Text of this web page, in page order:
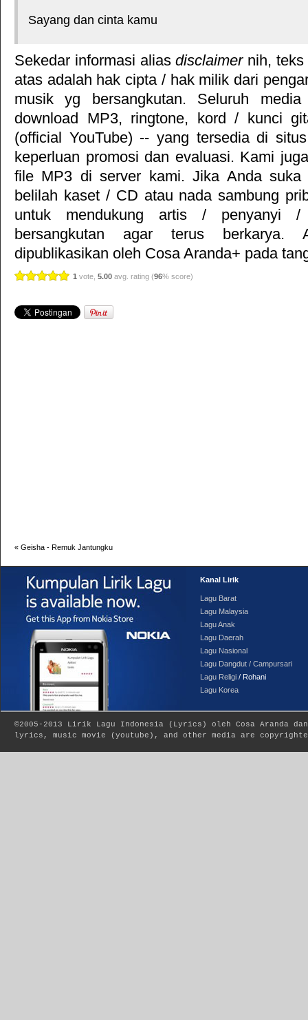
Sayang dan cinta kamu
Sekedar informasi aliasdisclaimernih, teks
atas adalah hak cipta / hak milik dari
musik yg bersangkutan. Seluruh
download MP3, ringtone, kord / kunci
(official YouTube) -- yang tersedia di
keperluan promosi dan evaluasi. Kami
file MP3 di server kami. Jika Anda
belilah kaset / CD atau nada sambung
untuk mendukung artis / penyanyi
bersangkutan agar terus berkarya.
dipublikasikan oleh Cosa Aranda+ pada
1 vote, 5.00 avg. rating (96% score)
« Geisha - Remuk Jantungku
Kanal Lirik
Lagu Barat
Lagu Malaysia
Lagu Anak
Lagu Daerah
Lagu Nasional
Lagu Dangdut / Campursari
Lagu Religi / Rohani
Lagu Korea
©2005-2013 Lirik Lagu Indonesia ( Lyrics ) oleh Cosa Aranda
lyrics, music movie (youtube), and other media are